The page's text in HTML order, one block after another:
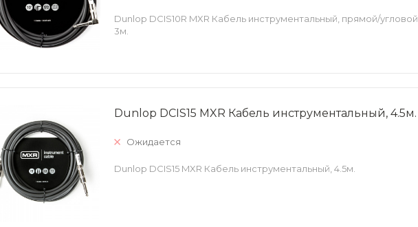
Dunlop DCIS10R MXR Кабель инструментальный, прямой/угловой,
3м.
Dunlop DCIS15 MXR Кабель инструментальный, 4.5м.
Ожидается
Dunlop DCIS15 MXR Кабель инструментальный, 4.5м.